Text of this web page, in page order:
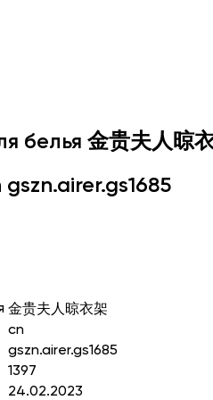
белья 金贵夫人晾
金贵夫人晾衣架
cn
gszn.airer.gs1685
1397
24.02.2023